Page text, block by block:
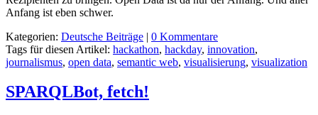
Anfang ist eben schwer.
Kategorien: Deutsche Beiträge | 0 Kommentare
Tags für diesen Artikel: hackathon, hackday, innovation,
journalismus, open data, semantic web, visualisierung, visualization
SPARQLBot, fetch!